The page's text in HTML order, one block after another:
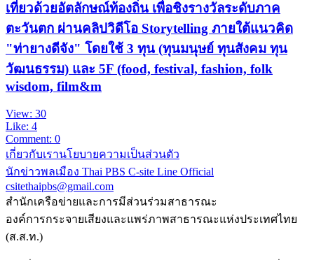
เที่ยวด้วยอัตลักษณ์ท้องถิ่น เพื่อชิงรางวัลระดับภาค
ตะวันตก ผ่านคลิปวิดีโอ Storytelling ภายใต้แนวคิด
"ท่ายางดีจัง" โดยใช้ 3 ทุน (ทุนมนุษย์ ทุนสังคม ทุน
วัฒนธรรม) และ 5F (food, festival, fashion, folk
wisdom, film&m
View: 30
Like: 4
Comment: 0
เกี่ยวกับเรานโยบายความเป็นส่วนตัว
นักข่าวพลเมือง Thai PBS C-site Line Official
csitethaipbs@gmail.com
สำนักเครือข่ายและการมีส่วนร่วมสาธารณะ
องค์การกระจายเสียงและแพร่ภาพสาธารณะแห่งประเทศไทย
(ส.ส.ท.)